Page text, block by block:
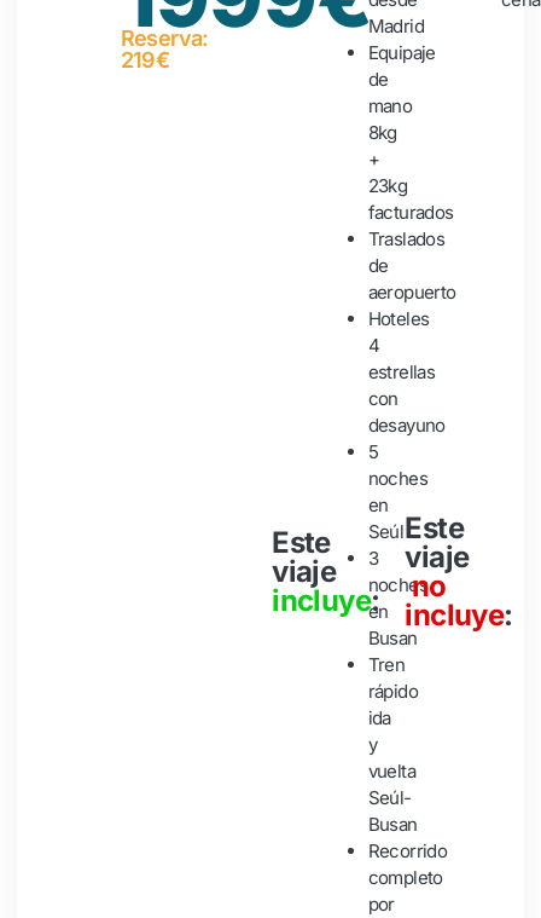
Reserva:
219€
Este
viaje
incluye:
Madrid
Equipaje
de
mano
8kg
+
23kg
facturados
Traslados
de
aeropuerto
Hoteles
4
estrellas
con
desayuno
5
noches
en
Seúl
3
noches
en
Busan
Tren
rápido
ida
y
vuelta
Seúl-
Busan
Recorrido
completo
por
Este
viaje
no
incluye: